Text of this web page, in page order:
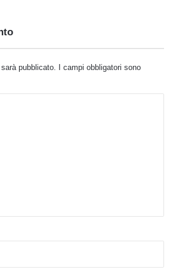
pubblicato. I campi obbligatori sono